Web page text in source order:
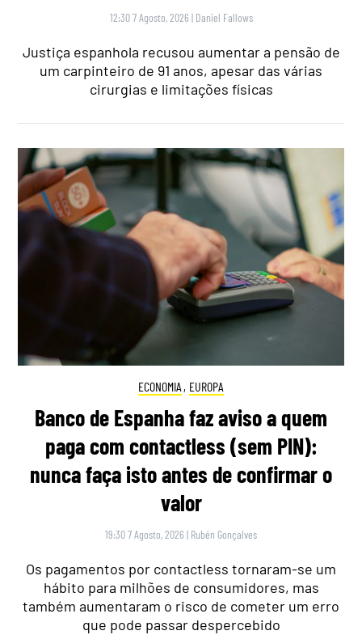
12:30 7 Agosto, 2026 | Daniel Fallows
Justiça espanhola recusou aumentar a pensão de
um carpinteiro de 91 anos, apesar das várias
cirurgias e limitações físicas
ECONOMIA , EUROPA
Banco de Espanha faz aviso a quem
paga com contactless (sem PIN):
nunca faça isto antes de confirmar o
valor
19:30 7 Agosto, 2026 | Rubén Gonçalves
Os pagamentos por contactless tornaram-se um
hábito para milhões de consumidores, mas
também aumentaram o risco de cometer um erro
que pode passar despercebido